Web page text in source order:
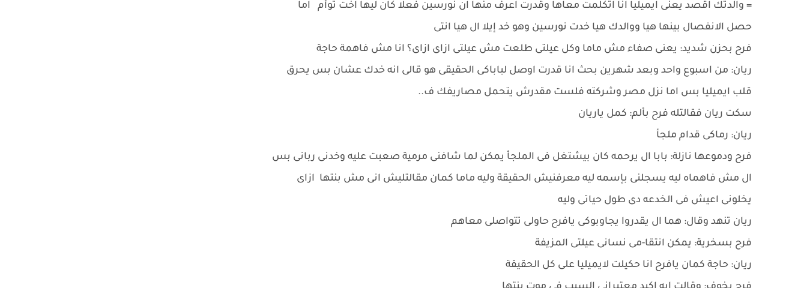
= والدتك اقصد يعنى ايميليا انا اتكلمت معاها وقدرت اعرف منها ان نورسين فعلا كان ليها اخت توأم اما
حصل الانفصال بينها هيا ووالدك هيا خدت نورسين وهو خد إيلا ال هيا انتى
فرح بحزن شديد: يعنى صفاء مش ماما وكل عيلتى طلعت مش عيلتى ازاى ازاى؟ انا مش فاهمة حاجة
ريان: من اسبوع واحد وبعد شهرين بحث انا قدرت اوصل لباباكى الحقيقى هو قالى انه خدك عشان بس يحرق
قلب ايميليا بس اما نزل مصر وشركته فلست مقدرش يتحمل مصاريفك ف..
سكت ريان فقالتله فرح بألم: كمل ياريان
ريان: رماكى قدام ملجأ
فرح ودموعها نازلة: بابا ال يرحمه كان بيشتغل فى الملجأ يمكن لما شافنى مرمية صعبت عليه وخدنى ربانى بس
ال مش فاهماه ليه يسجلنى بإسمه ليه معرفنيش الحقيقة وليه ماما كمان مقالتليش انى مش بنتها ازاى
يخلونى اعيش فى الخدعه دى طول حياتى وليه
ريان تنهد وقال: هما ال يقدروا يجاوبوكى يافرح حاولى تتواصلى معاهم
فرح بسخرية: يمكن انتقا-مى نسانى عيلتى المزيفة
ريان: حاجة كمان يافرح انا حكيلت لايميليا على كل الحقيقة